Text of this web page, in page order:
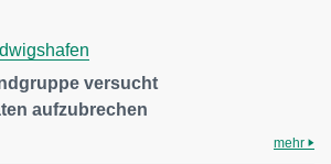
versucht
aufzubrechen
mehr